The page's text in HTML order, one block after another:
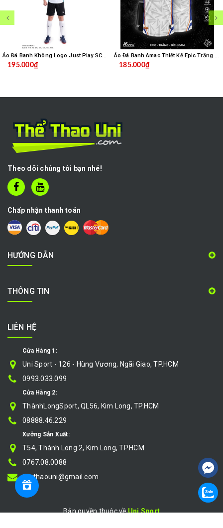
Áo Đá Banh Không Logo Just Play SC04 - Trắng
195.000₫
Áo Đá Banh Amac Thiết Kế Epic Trắng Bích
185.000₫
Theo dõi chúng tôi bạn nhé!
Chấp nhận thanh toán
HƯỚNG DẪN
THÔNG TIN
LIÊN HỆ
Cửa Hàng 1:
Uni Sport - 126 - Hùng Vương, Ngãi Giao, TP.HCM
0993.033.099
Cửa Hàng 2:
ThànhLongSport, QL56, Kim Long, TP.HCM
08888.46.229
Xưởng Sản Xuất:
T54, Thành Long 2, Kim Long, TP.HCM
0767.08.0088
thethaouni@gmail.com
Bản quyền thuộc vềUni Sport